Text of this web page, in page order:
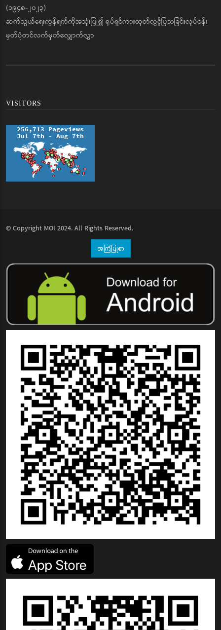
(၁၉၄၈-၂၀၂၃)
ဆက်သွယ်ရေးကွန်ရက်ကိုအသုံးပြု၍ ရုပ်ရှင်ကားထုတ်လွှင့်ပြသခြင်းလုပ်ငန်း
မှတ်ပုံတင်လက်မှတ်လျှောက်လွှာ
VISITORS
© Copyright MOI 2024. All Rights Reserved.
အကြံပြုစာ